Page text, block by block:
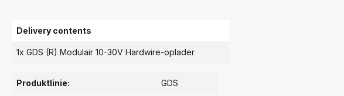
Delivery contents
1x GDS (R) Modulair 10-30V Hardwire-oplader
Produktlinie: GDS